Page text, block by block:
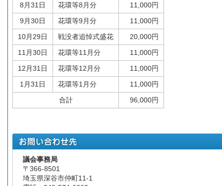
8月31日
花環等8月分
11,000円
9月30日
花環等9月分
11,000円
10月29日
戦没者追悼式盛花
20,000円
11月30日
花環等11月分
11,000円
12月31日
花環等12月分
11,000円
1月31日
花環等1月分
11,000円
合計
96,000円
議会事務局
〒366-8501
埼玉県深谷市仲町11-1